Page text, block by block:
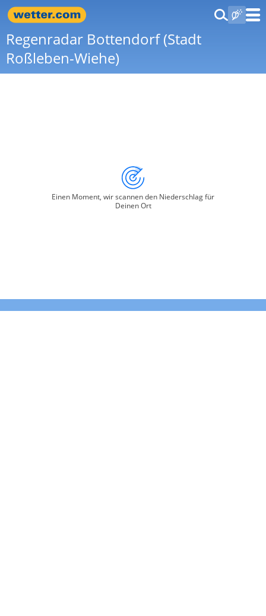
Regenradar Bottendorf (Stadt
Roßleben-Wiehe)
Einen Moment, wir scannen den Niederschlag für
Deinen Ort